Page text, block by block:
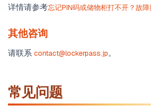
详情请参考忘记PIN码或储物柜打不开？故
其他咨询
请联系 contact@lockerpass.jp。
常见问题